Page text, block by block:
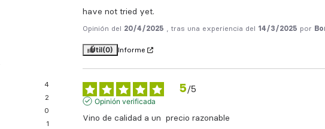
4
2
0
1
have not tried yet.
Opinión del 20/4/2025 , tras una experiencia del 14/3/2025 por
Útil(0) Informe
5/5
Opinión verificada
Vino de calidad a un  precio razonable